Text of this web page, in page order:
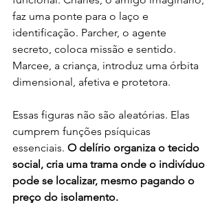
faz uma ponte para o laço e
identificação. Parcher, o agente
secreto, coloca missão e sentido.
Marcee, a criança, introduz uma órbita
dimensional, afetiva e protetora.
Essas figuras não são aleatórias. Elas
cumprem funções psíquicas
essenciais. O delírio organiza o tecido
social, cria uma trama onde o indivíduo
pode se localizar, mesmo pagando o
preço do isolamento.